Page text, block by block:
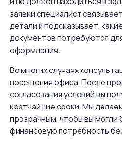
заявки специалист
детали и подсказывает,
документов потребуются
оформления.
Во многих случаях
посещения офиса. После
согласования условий вы
кратчайшие сроки. Мы
прозрачным, чтобы вы могли
финансовую потребность